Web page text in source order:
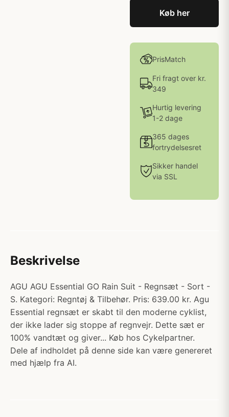
Køb her
PrisMatch
Fri fragt over kr.
349
Hurtig levering
1-2 dage
365 dages
fortrydelsesret
Sikker handel
via SSL
Beskrivelse
AGU AGU Essential GO Rain Suit - Regnsæt - Sort -
S. Kategori: Regntøj & Tilbehør. Pris: 639.00 kr. Agu
Essential regnsæt er skabt til den moderne cyklist,
der ikke lader sig stoppe af regnvejr. Dette sæt er
100% vandtæt og giver... Køb hos Cykelpartner.
Dele af indholdet på denne side kan være genereret
med hjælp fra AI.